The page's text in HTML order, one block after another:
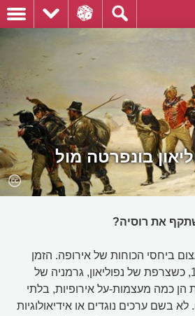
בונפרטה מול
את רוסיה?
ביחסי הכוחות של אירופה. הזמן
הוא תחילת המאה ה-19, כשצרפת של נפוליאון, גרמניה של
הן כמה מעצמות-על אירופיות, בלתי
בשם ערכים נוגדים או אידיאולוגיות